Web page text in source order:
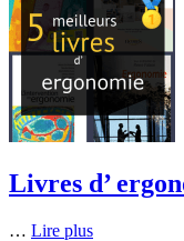
Livres d’
… Lire plus